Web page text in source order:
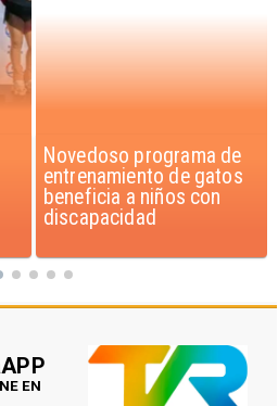
Alarmante hábito en
jóvenes de 13 a 15 años
según encuesta del
Minsal
EN